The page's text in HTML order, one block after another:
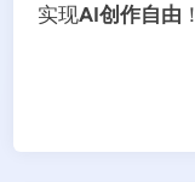
实现AI创作自由 ！